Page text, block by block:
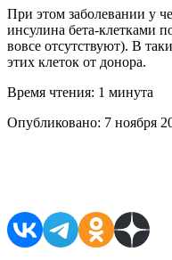
При этом заболевании у
инсулина бета-клетками
вовсе отсутствуют). В
этих клеток от донора.
Время чтения: 1 минута
Опубликовано: 7 ноября